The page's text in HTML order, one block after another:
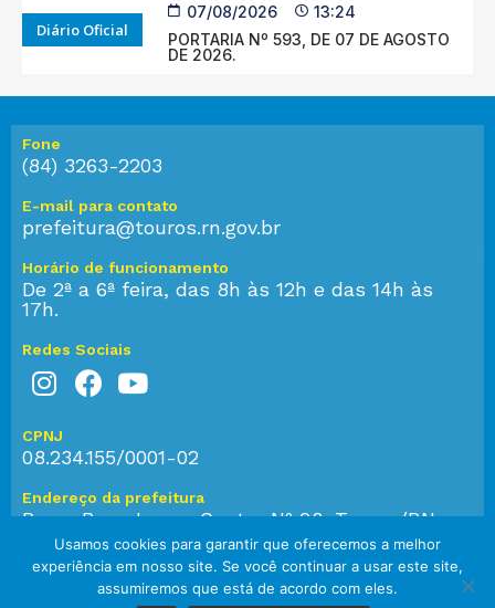
Diário Oficial
07/08/2026
13:24
PORTARIA Nº 593, DE 07 DE AGOSTO
DE 2026.
Fone
(84) 3263-2203
E-mail para contato
prefeitura@touros.rn.gov.br
Horário de funcionamento
De 2ª a 6ª feira, das 8h às 12h e das 14h às
17h.
Redes Sociais
CPNJ
08.234.155/0001-02
Endereço da prefeitura
Praça Bom Jesus, Centro Nº 28, Touros/RN,
CEP: 59.584-000
Usamos cookies para garantir que oferecemos a melhor
experiência em nosso site. Se você continuar a usar este site,
assumiremos que está de acordo com eles.